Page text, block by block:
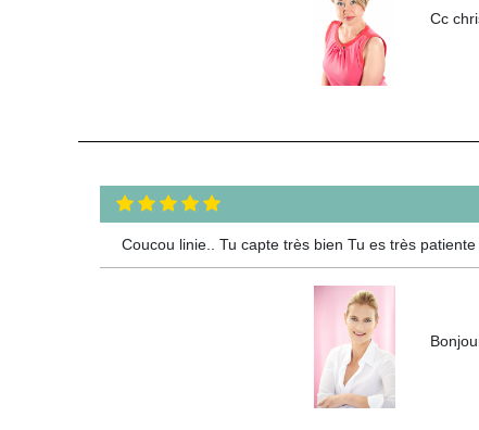
Cc
Coucou linie.. Tu capte très bien Tu es très